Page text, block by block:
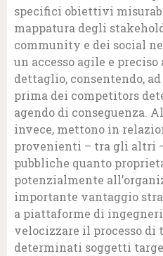
specifici obiettivi
mappatura degli
community e dei social
un accesso agile e
dettaglio, consentendo,
prima dei competitors
agendo di conseguenza.
invece, mettono in
provenienti – tra gli altri
pubbliche quanto
potenzialmente
importante vantaggio
a piattaforme di
velocizzare il processo di
determinati soggetti